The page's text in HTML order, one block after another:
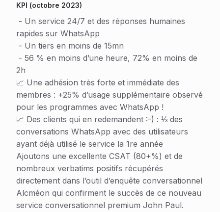
KPI (octobre 2023)
- Un service 24/7 et des réponses humaines
rapides sur WhatsApp
- Un tiers en moins de 15mn
- 56 % en moins d’une heure, 72% en moins de
2h
📈 Une adhésion très forte et immédiate des
membres : +25% d’usage supplémentaire observé
pour les programmes avec WhatsApp !
📈 Des clients qui en redemandent :-) : ⅓ des
conversations WhatsApp avec des utilisateurs
ayant déjà utilisé le service la 1re année
Ajoutons une excellente CSAT (80+%) et de
nombreux verbatims positifs récupérés
directement dans l’outil d’enquête conversationnel
Alcméon qui confirment le succès de ce nouveau
service conversationnel premium John Paul.